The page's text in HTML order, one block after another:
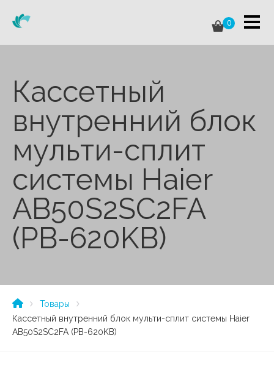
0
Кассетный
внутренний блок
мульти-сплит
системы Haier
AB50S2SC2FA
(PB-620KB)
Товары
Кассетный внутренний блок мульти-сплит системы Haier
AB50S2SC2FA (PB-620KB)